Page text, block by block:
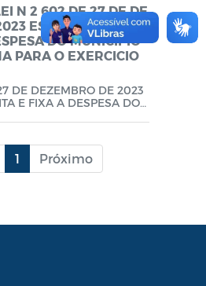
da Execução
- A partir de 2021
e Decretos
LGPD
FINANCEIRA E O C
DE DESEMBOLSO.
N 2 602 DE 27 DE DE
ESTIMA A RECEIT
DO MUNICIPIO
PARA O EXERCICIO
DE DEZEMBRO DE 2023
E FIXA A DESPESA DO
1 Próximo